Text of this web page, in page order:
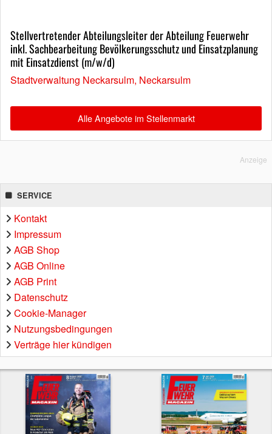
Stellvertretender Abteilungsleiter der Abteilung Feuerwehr
inkl. Sachbearbeitung Bevölkerungsschutz und Einsatzplanung
mit Einsatzdienst (m/w/d)
Stadtverwaltung Neckarsulm, Neckarsulm
Alle Angebote im Stellenmarkt
Anzeige
SERVICE
Kontakt
Impressum
AGB Shop
AGB Online
AGB Print
Datenschutz
Cookie-Manager
Nutzungsbedingungen
Verträge hier kündigen